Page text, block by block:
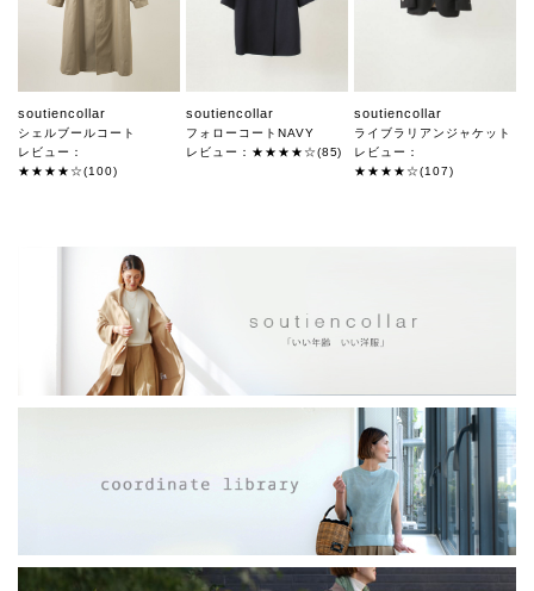
soutiencollar
シェルブールコート
レビュー：
★★★★☆(100)
soutiencollar
フォローコートNAVY
レビュー：★★★★☆(85)
soutiencollar
ライブラリアンジャケット
レビュー：
★★★★☆(107)